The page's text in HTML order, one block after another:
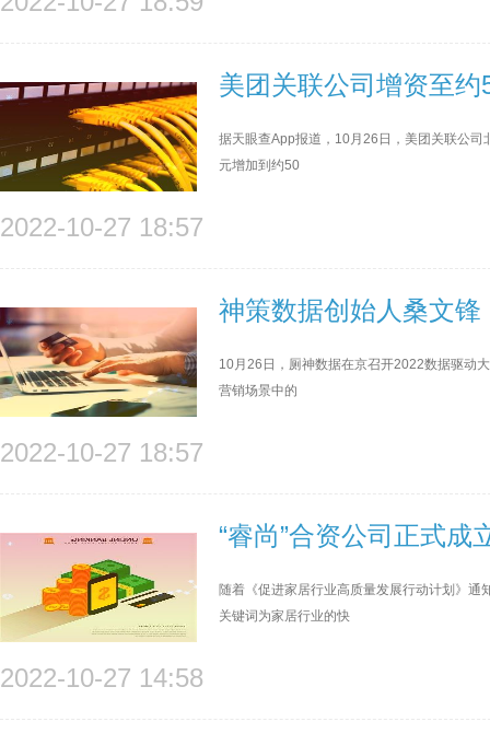
美团关联公司增资至
据天眼查App报道，10月26日，美团关联公
元增加到约50
2022-10-27 18:57
神策数据创始人桑文
10月26日，厕神数据在京召开2022数据驱动
营销场景中的
2022-10-27 18:57
“睿尚”合资公司正式
随着《促进家居行业高质量发展行动计划》
关键词为家居行业的快
2022-10-27 14:58